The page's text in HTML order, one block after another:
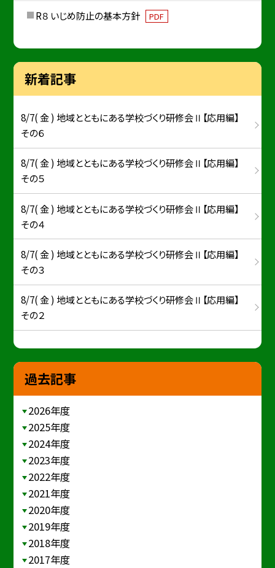
R８ いじめ防止の基本方針 PDF
新着記事
8/7( 金 ) 地域とともにある学校づくり研修会Ⅱ【応用編】
その６
8/7( 金 ) 地域とともにある学校づくり研修会Ⅱ【応用編】
その５
8/7( 金 ) 地域とともにある学校づくり研修会Ⅱ【応用編】
その４
8/7( 金 ) 地域とともにある学校づくり研修会Ⅱ【応用編】
その３
8/7( 金 ) 地域とともにある学校づくり研修会Ⅱ【応用編】
その２
過去記事
2026年度
2025年度
2024年度
2023年度
2022年度
2021年度
2020年度
2019年度
2018年度
2017年度